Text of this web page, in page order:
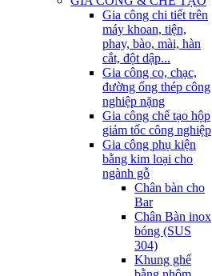
Gia công chi tiết trên
máy khoan, tiện,
phay, bào, mài, hàn
cắt, đột dập...
Gia công co, chạc,
đường ống thép công
nghiệp nặng
Gia công chế tạo hộp
giảm tốc công nghiệp
Gia công phụ kiện
bằng kim loại cho
ngành gỗ
Chân bàn cho
Bar
Chân Bàn inox
bóng (SUS
304)
Khung ghế